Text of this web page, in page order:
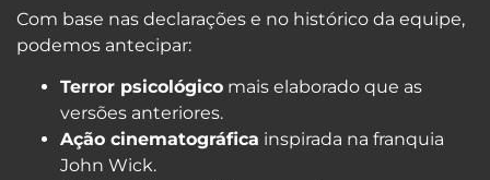
Com base nas declarações e no histórico da equipe,
podemos antecipar:
Terror psicológico mais elaborado que as
versões anteriores.
Ação cinematográfica inspirada na franquia
John Wick.